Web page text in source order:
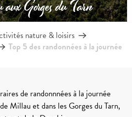
Gorges du Tarn
nature & loisirs
Top 5 des randonnées à la journée
de randonnnées à la journée
Millau et dans les Gorges du Tarn,